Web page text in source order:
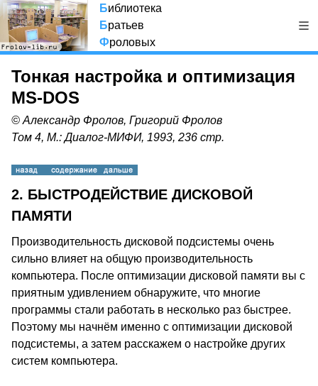
Библиотека
Братьев
Фроловых
Тонкая настройка и оптимизация
MS-DOS
© Александр Фролов, Григорий Фролов
Том 4, М.: Диалог-МИФИ, 1993, 236 стр.
2. БЫСТРОДЕЙСТВИЕ ДИСКОВОЙ
ПАМЯТИ
Производительность дисковой подсистемы очень
сильно влияет на общую производительность
компьютера. После оптимизации дисковой памяти вы с
приятным удивлением обнаружите, что многие
программы стали работать в несколько раз быстрее.
Поэтому мы начнём именно с оптимизации дисковой
подсистемы, а затем расскажем о настройке других
систем компьютера.